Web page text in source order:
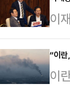
막
이
예
직
있
청
이
8
의
두
“이
이